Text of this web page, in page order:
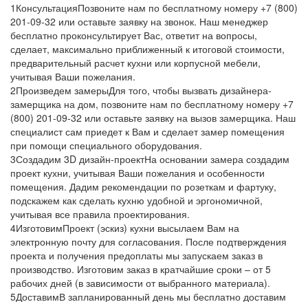
1 КонсультацияПозвоните нам по бесплатному номеру +7 (800)
201-09-32 или оставьте заявку на звонок. Наш менеджер
бесплатно проконсультирует Вас, ответит на вопросы,
сделает, максимально приближенный к итоговой стоимости,
предварительный расчет кухни или корпусной мебели,
учитывая Ваши пожелания.
2Произведем замерыДля того, чтобы вызвать дизайнера-
замерщика на дом, позвоните нам по бесплатному номеру +7
(800) 201-09-32 или оставьте заявку на вызов замерщика. Наш
специалист сам приедет к Вам и сделает замер помещения
при помощи специального оборудования.
3Создадим 3D дизайн-проектНа основании замера создадим
проект кухни, учитывая Ваши пожелания и особенности
помещения. Дадим рекомендации по розеткам и фартуку,
подскажем как сделать кухню удобной и эргономичной,
учитывая все правила проектирования.
4ИзготовимПроект (эскиз) кухни высылаем Вам на
электронную почту для согласования. После подтверждения
проекта и получения предоплаты мы запускаем заказ в
производство. Изготовим заказ в кратчайшие сроки – от 5
рабочих дней (в зависимости от выбранного материала).
5ДоставимВ запланированный день мы бесплатно доставим